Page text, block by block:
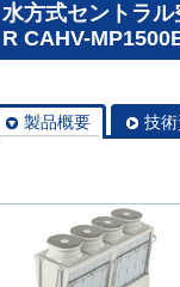
水方式セントラ
R CAHV-
製品概要 技